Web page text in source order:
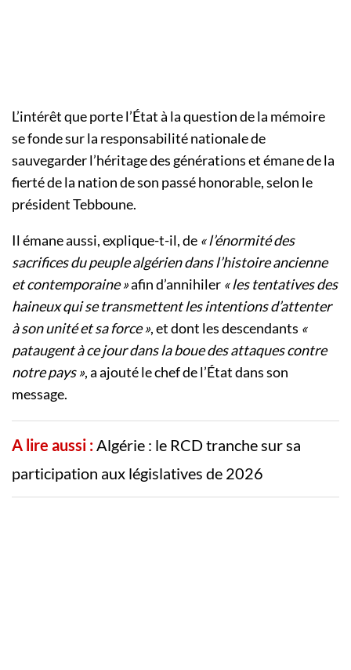
L’intérêt que porte l’État à la question de la mémoire
se fonde sur la responsabilité nationale de
sauvegarder l’héritage des générations et émane de la
fierté de la nation de son passé honorable, selon le
président Tebboune.
Il émane aussi, explique-t-il, de « l’énormité des
sacrifices du peuple algérien dans l’histoire ancienne
et contemporaine »afin d’annihiler « les tentatives des
haineux qui se transmettent les intentions d’attenter
à son unité et sa force », et dont les descendants «
pataugent à ce jour dans la boue des attaques contre
notre pays », a ajouté le chef de l’État dans son
message.
A lire aussi : Algérie : le RCD tranche sur sa
participation aux législatives de 2026